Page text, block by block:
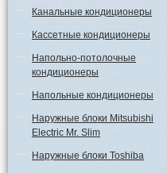
Канальные кондиционеры
Кассетные кондиционеры
Напольно-потолочные
кондиционеры
Напольные кондиционеры
Наружные блоки Mitsubishi
Electric Mr. Slim
Наружные блоки Toshiba